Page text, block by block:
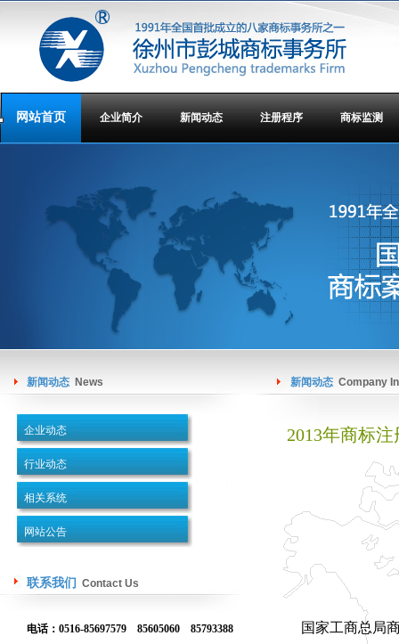
网站首页 企业简介 新闻动态 注册程序 商标监测
新闻动态 News
企业动态
行业动态
相关系统
网站公告
联系我们 Contact Us
电话：0516-85697579 85605060 85793388
新闻动态 Company
2013年商标
国家工商总局商